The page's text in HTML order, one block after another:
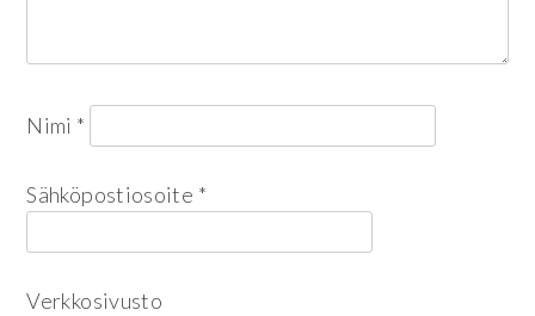
Nimi *
Sähköpostiosoite *
Verkkosivusto